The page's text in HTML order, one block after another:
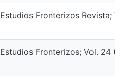
Estudios Fronterizos Revista;
Estudios Fronterizos; Vol. 24